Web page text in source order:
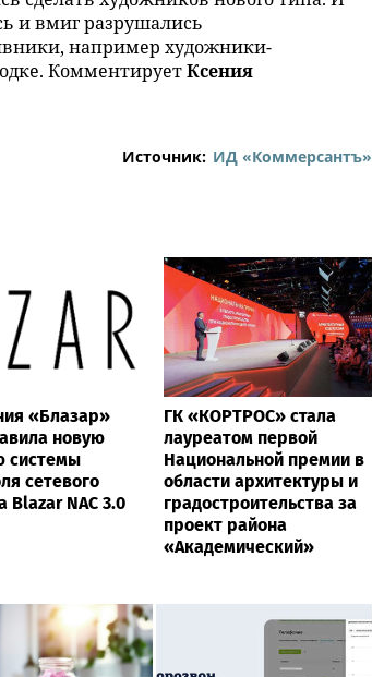
и вмиг разрушались
например художники-
КомментируетКсения
Источник: ИД «Коммерсантъ»
«Блазар»
новую
системы
сетевого
Blazar NAC 3.0
ГК «КОРТРОС» стала
лауреатом первой
Национальной премии в
области архитектуры и
градостроительства за
проект района
«Академический»